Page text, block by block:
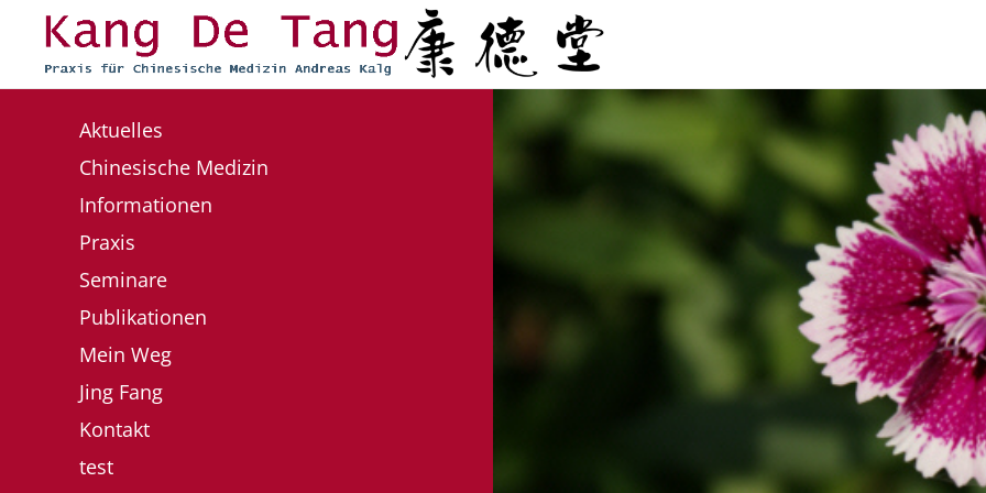
Zum Hauptinhalt springen
Aktuelles
Chinesische Medizin
Informationen
Praxis
Seminare
Publikationen
Mein Weg
Jing Fang
Kontakt
test